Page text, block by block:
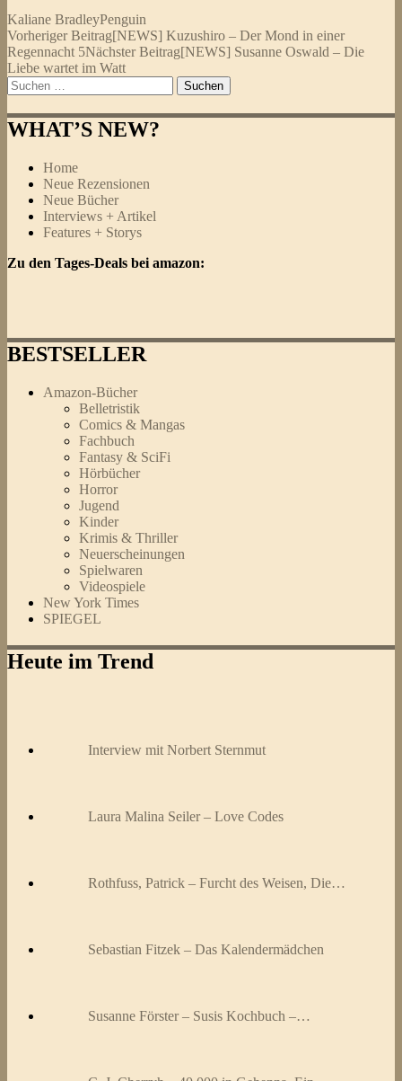
Kaliane BradleyPenguin
Beitragsnavigation
Vorheriger Beitrag[NEWS] Kuzushiro – Der Mond in einer
Regennacht 5Nächster Beitrag[NEWS] Susanne Oswald – Die
Liebe wartet im Watt
Suchen
nach:
WHAT’S NEW?
Home
Neue Rezensionen
Neue Bücher
Interviews + Artikel
Features + Storys
Zu den Tages-Deals bei amazon:
BESTSELLER
Amazon-Bücher
Belletristik
Comics & Mangas
Fachbuch
Fantasy & SciFi
Hörbücher
Horror
Jugend
Kinder
Krimis & Thriller
Neuerscheinungen
Spielwaren
Videospiele
New York Times
SPIEGEL
Heute im Trend
Interview mit Norbert Sternmut
Laura Malina Seiler – Love Codes
Rothfuss, Patrick – Furcht des Weisen, Die…
Sebastian Fitzek – Das Kalendermädchen
Susanne Förster – Susis Kochbuch –…